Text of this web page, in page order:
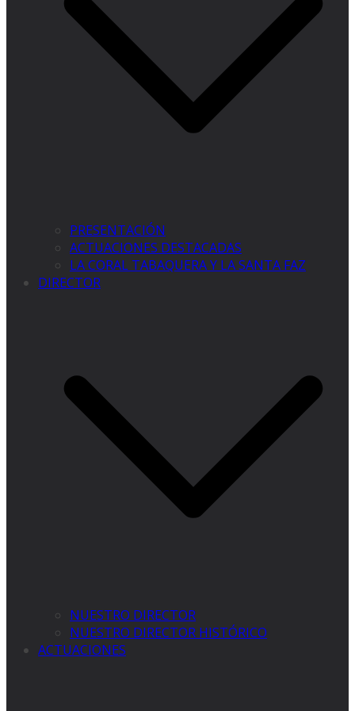
PRESENTACIÓN
ACTUACIONES DESTACADAS
LA CORAL TABAQUERA Y LA SANTA FAZ
DIRECTOR
NUESTRO DIRECTOR
NUESTRO DIRECTOR HISTÓRICO
ACTUACIONES